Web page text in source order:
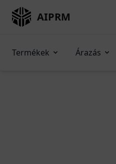
AIPRM
Termékek Árazás